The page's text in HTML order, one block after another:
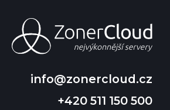
info@zonercloud.cz
+420 511 150 500